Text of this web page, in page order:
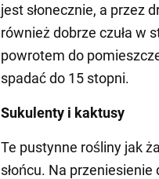
jest słonecznie, a przez
również dobrze czuła w
powrotem do
spadać do 15 stopni.
Sukulenty i kaktusy
Te pustynne rośliny jak
słońcu. Na